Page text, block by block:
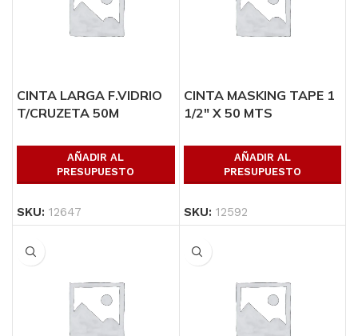
CINTA LARGA F.VIDRIO
T/CRUZETA 50M
AÑADIR AL
PRESUPUESTO
SKU: 12647
CINTA MASKING TAPE 1
1/2″ X 50 MTS
AÑADIR AL
PRESUPUESTO
SKU: 12592